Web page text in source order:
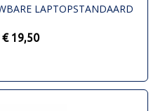
LAPTOPSTANDAARD
€ 19,50